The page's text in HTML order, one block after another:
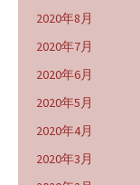
2020年8月
2020年7月
2020年6月
2020年5月
2020年4月
2020年3月